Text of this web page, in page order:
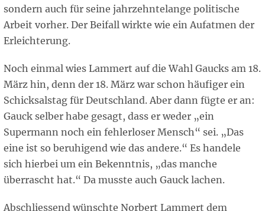
sondern auch für seine jahrzehntelange politische
Arbeit vorher. Der Beifall wirkte wie ein Aufatmen der
Erleichterung.
Noch einmal wies Lammert auf die Wahl Gaucks am 18.
März hin, denn der 18. März war schon häufiger ein
Schicksalstag für Deutschland. Aber dann fügte er an:
Gauck selber habe gesagt, dass er weder „ein
Supermann noch ein fehlerloser Mensch“ sei. „Das
eine ist so beruhigend wie das andere.“ Es handele
sich hierbei um ein Bekenntnis, „das manche
überrascht hat.“ Da musste auch Gauck lachen.
Abschliessend wünschte Norbert Lammert dem